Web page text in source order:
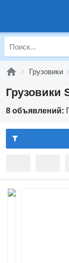
Грузовики
Грузовики
8 объявлений: